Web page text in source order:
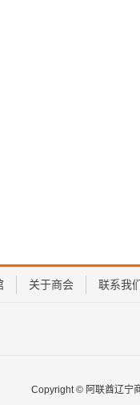
关于商会 联系我
Copyright © 阿联酋辽宁